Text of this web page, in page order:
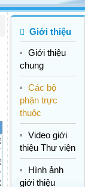
Giới thiệu
Giới thiệu
chung
Các bộ
phận trực
thuộc
Video giới
thiệu Thư viện
Hình ảnh
giới thiệu